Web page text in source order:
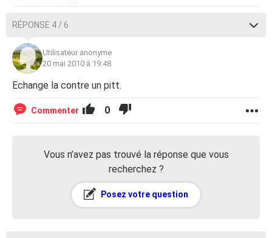
RÉPONSE 4 / 6
Utilisateur anonyme
20 mai 2010 à 19:48
Echange la contre un pitt.
Commenter 0
Vous n’avez pas trouvé la réponse que vous
recherchez ?
Posez votre question